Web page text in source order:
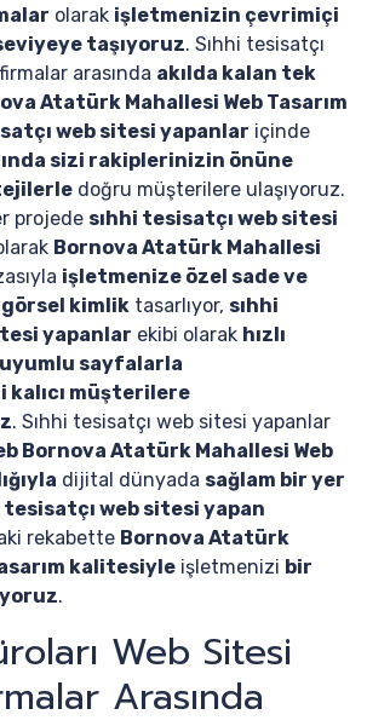
olarak işletmenizin çevrimiçi
taşıyoruz. Sıhhi tesisatçı
arasında akılda kalan tek
Atatürk Mahallesi Web Tasarım
web sitesi yapanlar içinde
sizi rakiplerinizin önüne
doğru müşterilere ulaşıyoruz.
projede sıhhi tesisatçı web sitesi
Bornova Atatürk Mahallesi
işletmenize özel sade ve
kimlik tasarlıyor, sıhhi
yapanlar ekibi olarak hızlı
sayfalarla
müşterilere
. Sıhhi tesisatçı web sitesi yapanlar
Bornova Atatürk Mahallesi Web
dijital dünyada sağlam bir yer
tesisatçı web sitesi yapan
rekabette Bornova Atatürk
kalitesiyle işletmenizi bir
.
Web Sitesi
Arasında